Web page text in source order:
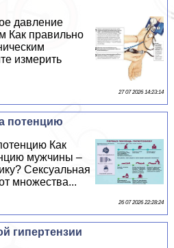
давление
Как правильно
измерить
27 07 2026 14:23:14
потенцию
Как
мужчины –
Сeкcуальная
множества...
26 07 2026 22:28:24
гипертензии